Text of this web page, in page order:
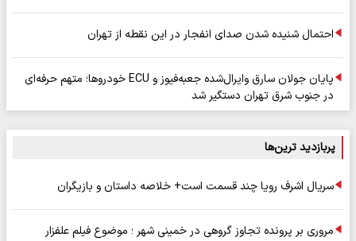
احتمال شنیده شدن صدای انفجار در این نقطه از تهران
پایان جولان سارق وایرال‌شده جعبه‌فیوز و ECU خودروها؛ متهم حرفه‌ای
در جنوب شرق تهران دستگیر شد
پربازدید ترین‌ها
سریال اشرف رویا چند قسمت است+ خلاصه داستان و بازیگران
مروری بر پرونده تجاوز گروهی در خمینی شهر ؛ موضوع فیلم علفزار